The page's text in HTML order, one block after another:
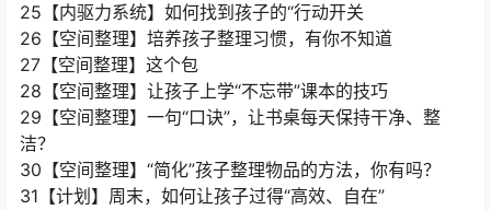
25【内驱力系统】如何找到孩子的“行动开关
26【空间整理】培养孩子整理习惯，有你不知道
27【空间整理】这个包
28【空间整理】让孩子上学“不忘带”课本的技巧
29【空间整理】一句“口诀”，让书桌每天保持干净、整
洁？
30【空间整理】“简化”孩子整理物品的方法，你有吗？
31【计划】周末，如何让孩子过得“高效、自在”